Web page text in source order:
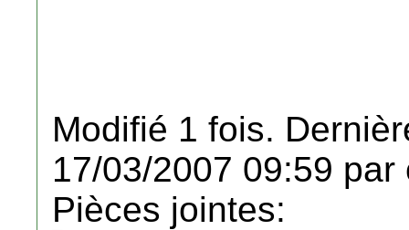
Modifié 1 fois.
17/03/2007 09:59 par
Pièces jointes: